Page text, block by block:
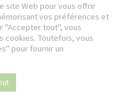
site Web pour vous offrir
vos préférences et
"Accepter tout", vous
cookies. Toutefois, vous
pour fournir un